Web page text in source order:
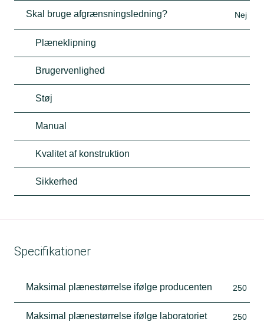
Skal bruge afgrænsningsledning? Nej
Plæneklipning
Brugervenlighed
Støj
Manual
Kvalitet af konstruktion
Sikkerhed
Specifikationer
Maksimal plænestørrelse ifølge producenten 250
Maksimal plænestørrelse ifølge laboratoriet 250